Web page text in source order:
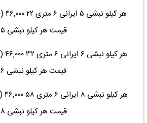
قیمت هر کیلو نبشی ۵
قیمت هر کیلو نبشی ۶
قیمت هر کیلو نبشی ۸